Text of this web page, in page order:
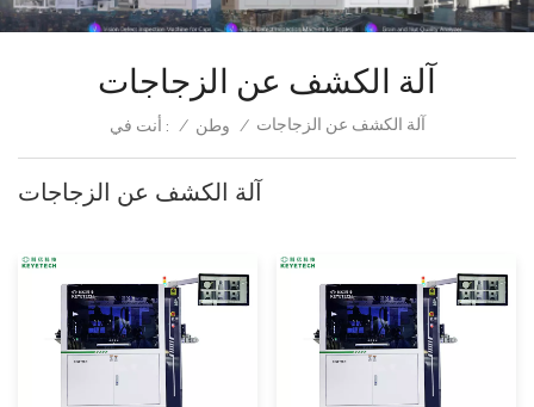
آلة الكشف عن الزجاجات
أنت في : / وطن / آلة الكشف عن الزجاجات
آلة الكشف عن الزجاجات